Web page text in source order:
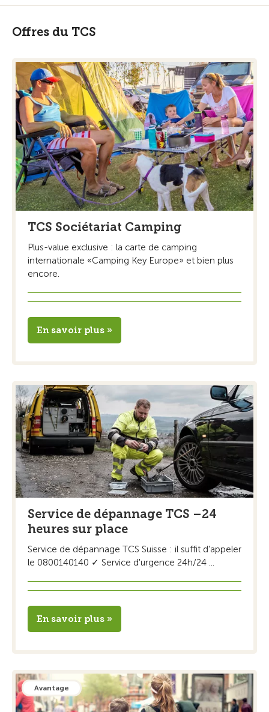
Offres du TCS
TCS Sociétariat Camping
Plus-value exclusive : la carte de camping
internationale «Camping Key Europe» et bien plus
encore.
En savoir plus »
Service de dépannage TCS –24
heures sur place
Service de dépannage TCS Suisse : il suffit d'appeler
le 0800140140 ✓ Service d'urgence 24h/24 ...
En savoir plus »
Avantage